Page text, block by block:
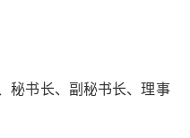
秘书长、副秘书长、理事